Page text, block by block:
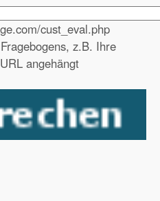
cust_eval.php
z.B. Ihre
angehängt